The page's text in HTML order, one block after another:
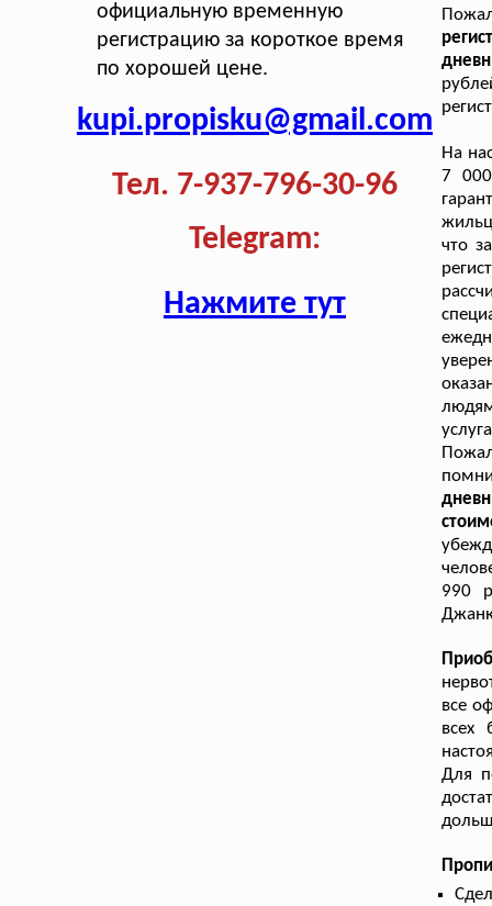
официальную временную
регистрацию за короткое время
по хорошей цене.
kupi.propisku@gmail.com
Тел. 7-937-796-30-96
Telegram:
Нажмите тут
На
7
что
990
все
всех
Для